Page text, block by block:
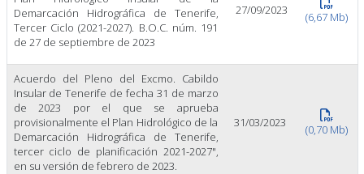
Demarcación Hidrográfica de Tenerife,
Tercer Ciclo (2021-2027). B.O.C. núm. 191
de 27 de septiembre de 2023
27/09/2023 (6,67 Mb)
Acuerdo del Pleno del Excmo. Cabildo
Insular de Tenerife de fecha 31 de marzo
de 2023 por el que se aprueba
provisionalmente el Plan Hidrológico de la
Demarcación Hidrográfica de Tenerife,
tercer ciclo de planificación 2021-2027",
en su versión de febrero de 2023.
31/03/2023 (0,70 Mb)